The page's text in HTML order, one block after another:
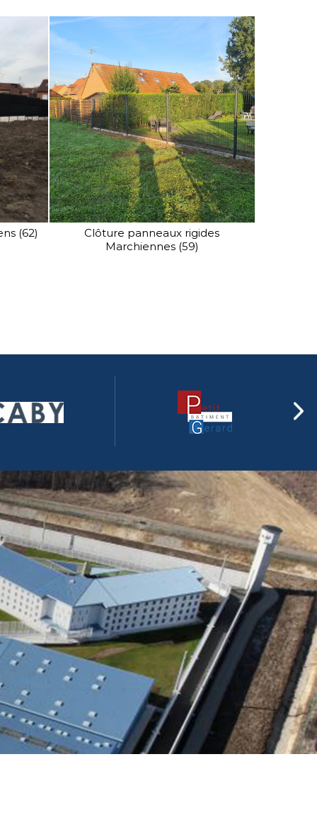
une gamme complète de
portails industriels, avec ou
sans automatisme, que nous
pouvons intégrer dans vos
clôtures.
(62)
Clôture panneaux rigides
Marchiennes (59)